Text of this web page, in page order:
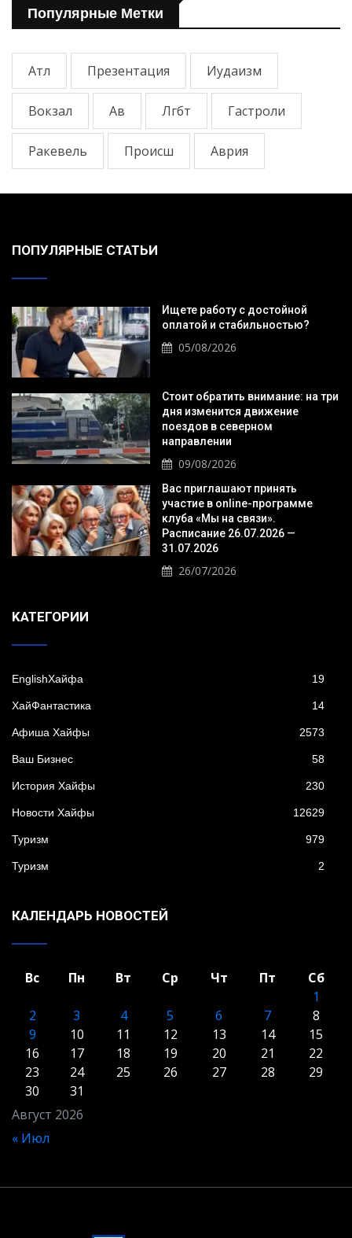
Популярные Метки
Атл Презентация Иудаизм
Вокзал Ав Лгбт Гастроли
Ракевель Происш Аврия
ПОПУЛЯРНЫЕ СТАТЬИ
Ищете работу с достойной
оплатой и стабильностью?
05/08/2026
Стоит обратить внимание: на три
дня изменится движение
поездов в северном
направлении
09/08/2026
Вас приглашают принять
участие в online-программе
клуба «Мы на связи».
Расписание 26.07.2026 —
31.07.2026
26/07/2026
KАТЕГОРИИ
EnglishХайфа 19
XайФантастика 14
Афиша Хайфы 2573
Ваш Бизнес 58
История Хайфы 230
Новости Хайфы 12629
Туризм 979
Туризм 2
КАЛЕНДАРЬ НОВОСТЕЙ
Август 2026
Вс Пн Вт Ср Чт Пт
Сб
1
2
3 4 5 6 7
8
9
10 11 12 13 14
15
16
17 18 19 20 21
22
23
24 25 26 27 28
29
30
31
« Июл